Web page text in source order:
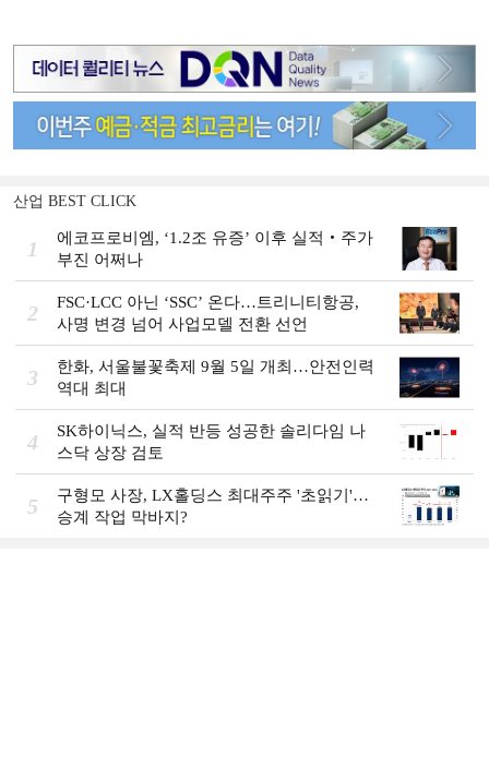
산업 BEST CLICK
1
에코프로비엠, ‘1.2조 유증’ 이후 실적‧주가
부진 어쩌나
2
FSC·LCC 아닌 ‘SSC’ 온다…트리니티항공,
사명 변경 넘어 사업모델 전환 선언
3
한화, 서울불꽃축제 9월 5일 개최…안전인력
역대 최대
4
SK하이닉스, 실적 반등 성공한 솔리다임 나
스닥 상장 검토
5
구형모 사장, LX홀딩스 최대주주 '초읽기'…
승계 작업 막바지?